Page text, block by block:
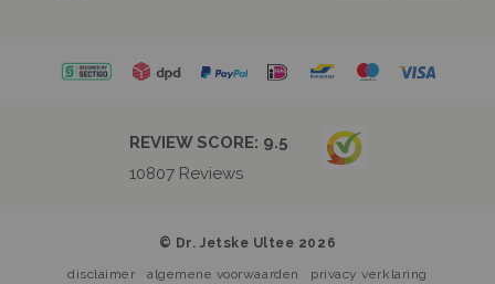
REVIEW SCORE: 9.5
10807 Reviews
© Dr. Jetske Ultee 2026
disclaimer
algemene voorwaarden privacy verklaring